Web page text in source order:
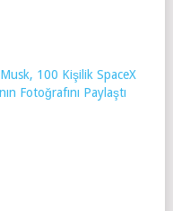
100 Kişilik SpaceX
Fotoğrafını Paylaştı